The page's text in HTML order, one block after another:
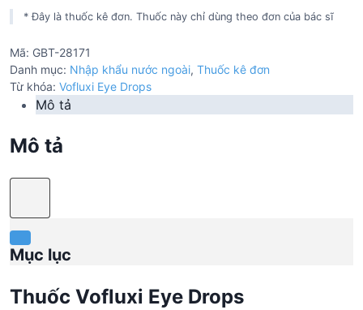
* Đây là thuốc kê đơn. Thuốc này chỉ dùng theo đơn của bác sĩ
Mã: GBT-28171
Danh mục: Nhập khẩu nước ngoài, Thuốc kê đơn
Từ khóa: Vofluxi Eye Drops
Mô tả
Mô tả
Mục lục
Thuốc Vofluxi Eye Drops